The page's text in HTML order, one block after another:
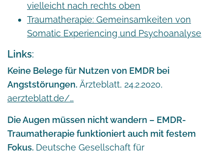
vielleicht nach rechts oben
Traumatherapie: Gemeinsamkeiten von
Somatic Experiencing und Psychoanalyse
Links:
Keine Belege für Nutzen von EMDR bei
Angststörungen. Ärzteblatt, 24.2.2020,
aerzteblatt.de/…
Die Augen müssen nicht wandern – EMDR-
Traumatherapie funktioniert auch mit festem
Fokus. Deutsche Gesellschaft für